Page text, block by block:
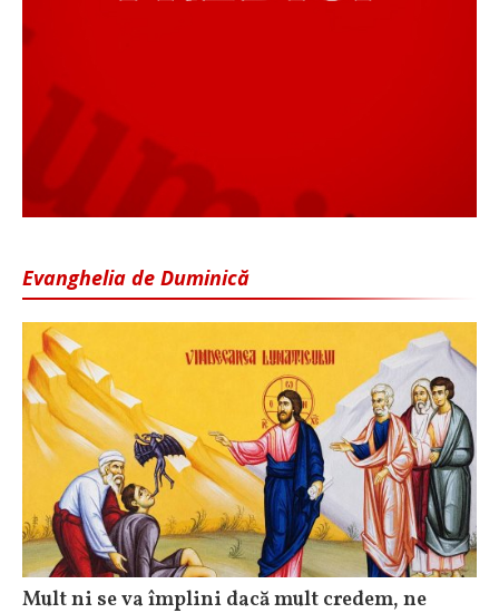
Evanghelia de Duminică
Mult ni se va împlini dacă mult credem, ne